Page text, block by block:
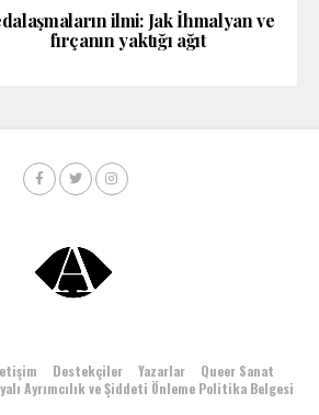
ilmi: Jak İhmalyan ve
fırçanın yaktığı ağıt
Destekçiler Yazarlar
Queer Sanat
Ayrımcılık ve Şiddeti Önleme Politika Belgesi